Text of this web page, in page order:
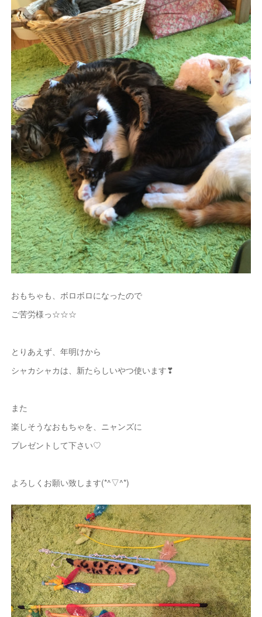
おもちゃも、ボロボロになったので
ご苦労様っ☆☆☆
とりあえず、年明けから
シャカシャカは、新たらしいやつ使います❣
また
楽しそうなおもちゃを、ニャンズに
プレゼントして下さい♡
よろしくお願い致します(*^▽^*)